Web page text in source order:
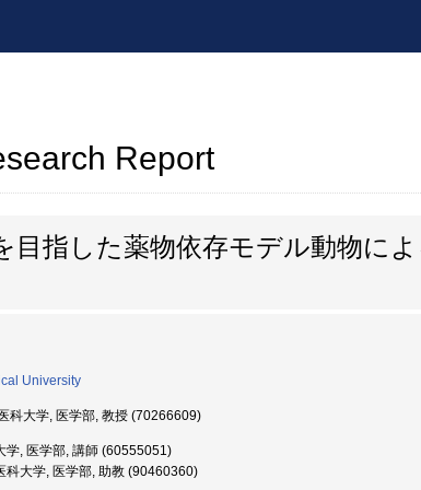
Report
目指した薬物依存モデル動物に
University
科大学, 医学部, 教授 (70266609)
学, 医学部, 講師 (60555051)
科大学, 医学部, 助教 (90460360)